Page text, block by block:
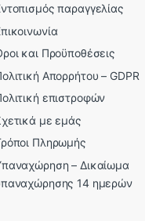
παραγγελίας
και Προϋποθέσεις
Απορρήτου – GDPR
επιστροφών
με εμάς
Πληρωμής
– Δικαίωμα
14 ημερών